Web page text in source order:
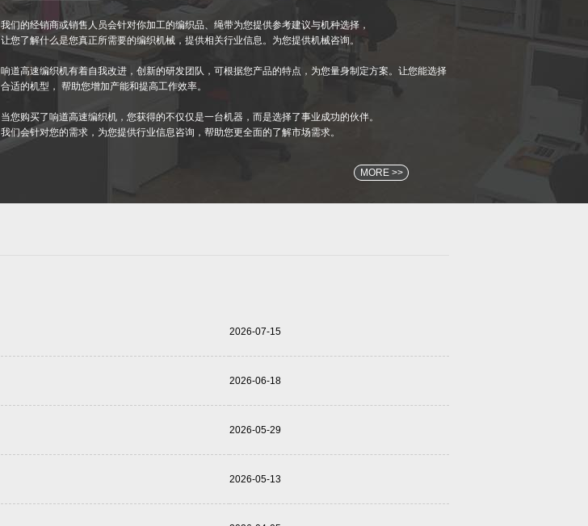
我们的经销商或销售人员会针对你加工的编织品、绳带为您提供参考建议与机种选择，
让您了解什么是您真正所需要的编织机械，提供相关行业信息。为您提供机械咨询。
响道高速编织机有着自我改进，创新的研发团队，可根据您产品的特点，为您量身制定方案。让您能选择
合适的机型， 帮助您增加产能和提高工作效率。
当您购买了响道高速编织机，您获得的不仅仅是一台机器，而是选择了事业成功的伙伴。
我们会针对您的需求，为您提供行业信息咨询，帮助您更全面的了解市场需求。
MORE >>
2026-07-15
2026-06-18
2026-05-29
2026-05-13